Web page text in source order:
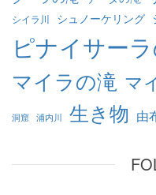
シイラ川 シュノーケリング
ピナイサー
マイラの滝 マ
洞窟 浦内川 生き物 由